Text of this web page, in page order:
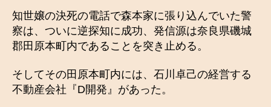
知世嬢の決死の電話で森本家に張り込んでいた警
察は、ついに逆探知に成功、発信源は奈良県磯城
郡田原本町内であることを突き止める。
そしてその田原本町内には、石川卓己の経営する
不動産会社『D開発』があった。